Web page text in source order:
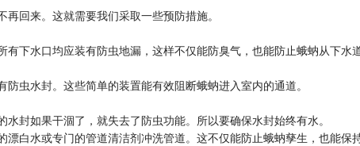
回来。这就需要我们采取一些预防措施。
下水口均应装有防虫地漏，这样不仅能防臭气，也能防止蛾蚋从下水
虫水封。这些简单的装置能有效阻断蛾蚋进入室内的通道。
封如果干涸了，就失去了防虫功能。所以要确保水封始终有水。
白水或专门的管道清洁剂冲洗管道。这不仅能防止蛾蚋孳生，也能保